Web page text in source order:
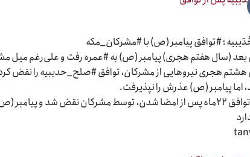
؛ #توافق پیامبر (ص) با #مشرکان_مکه
(سال هفتم هجری) پیامبر (ص) به #عمره رفت و علی‌رغم میل
هشتم هجری نیروهایی از مشرکان، توافق #صلح_حدیبیه را نقض
اما پیامبر (ص) عذرش را نپذیرفت.
(ص) رفت و مکه را #فتح کرد.